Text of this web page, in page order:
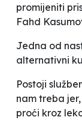
promijeniti
Fahd
Jedna od
alternativni
Postoji
nam treba
proći kroz